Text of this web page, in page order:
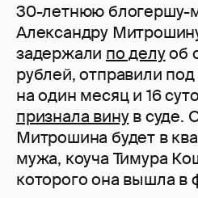
30-летнюю блогершу-
Александру
задержали по делуоб
рублей, отправили
на один месяц и 16
признала винув суде.
Митрошина будет в
мужа, коуча Тимура
которого она вышла в